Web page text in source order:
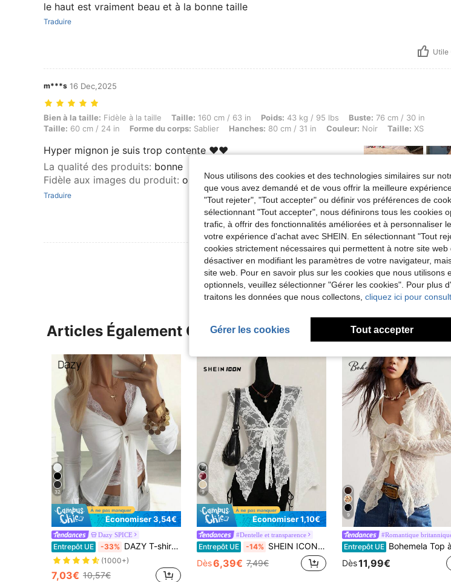
le haut est vraiment beau et à la bonne taille
Traduire
Utile
m***s 16 Dec,2025
Bien à la taille: Fidèle à la taille, Taille: 160 cm / 63 in, Poids: 43 kg / 95 lbs, Buste: 76 cm / 30 in, Taille: 60 cm / 24 in,
Bien à la taille: Fidèle à la taille Taille: 160 cm / 63 in Poids: 43 kg / 95 lbs Buste: 76 cm / 30 in
Taille: 60 cm / 24 in Forme du corps: Sablier Hanches: 80 cm / 31 in Couleur: Noir Taille: XS
Hyper mignon je suis trop contente ❤️❤️
La qualité des produits: bonne
Fidèle aux images du produit: oui
Traduire
Utile
Voir Plus D'avis
Articles Également Consultés
32
Économiser 3,54€
Dazy SPICE
Entrepôt UE -33% DAZY T-shirt décontracté sexy à manches longues, col en V, avec empiècement en dentelle et design de nœud pour femmes
(1000+)
7,03€ 10,57€
9
Économiser 1,10€
#Dentelle et transparence
Entrepôt UE -14% SHEIN ICON Cardigan Y2K pour femmes, style western country concert, bohème hippie gothique, transparent bordeaux, sexy, en dentelle, avec torsade devant et manches longues
Dès6,39€ 7,49€
9
#Romantique
Entrepôt UE Bohemela Top à manches longues pour femmes, style bohème décontracté, couleur unie, en maille de dentelle
Dès11,99€
Nous utilisons des cookies et des technologies similaires sur
que vous avez demandé et de vous offrir la meilleure
"Tout rejeter", "Tout accepter" ou définir vos préférences de
sélectionnant "Tout accepter", nous définirons tous les cookies
trafic, à offrir des fonctionnalités améliorées et à personnaliser
votre expérience d'achat avec SHEIN. En sélectionnant "Tout
cookies strictement nécessaires qui permettent à notre site
désactiver en modifiant les paramètres de votre navigateur,
site web. Pour en savoir plus sur les cookies que nous
optionnels, veuillez sélectionner "Gérer les cookies". Pour plus
traitons les données que nous collectons, cliquez ici pour
Gérer les cookies Tout accepter